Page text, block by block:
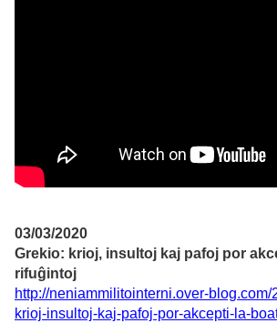
03/03/2020
Grekio: krioj, insultoj kaj pafoj por
rifuĝintoj
http://neniammilitointerni.over-
krioj-insultoj-kaj-pafoj-por-akcepti-la-